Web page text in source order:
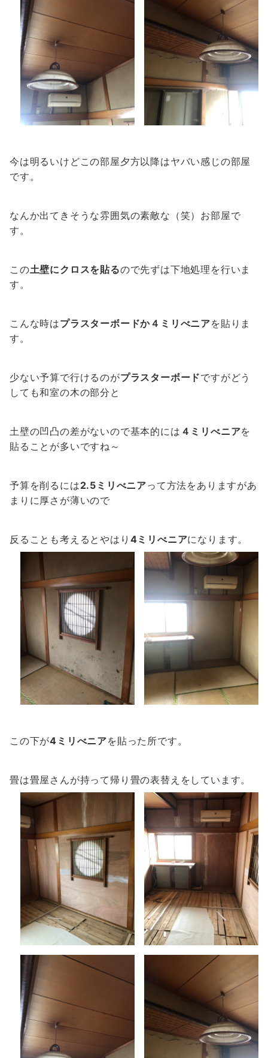
今は明るいけどこの部屋夕方以降はヤバい感じの部屋
です。
なんか出てきそうな雰囲気の素敵な（笑）お部屋で
す。
この土壁にクロスを貼るので先ずは下地処理を行いま
す。
こんな時はプラスターボードか４ミリべニアを貼りま
す。
少ない予算で行けるのがプラスターボードですがどう
しても和室の木の部分と
土壁の凹凸の差がないので基本的には ４ミリべニアを
貼ることが多いですね～
予算を削るには2.5ミリべニアって方法をありますがあ
まりに厚さが薄いので
反ることも考えるとやはり 4ミリべニアになります。
この下が4ミリべニアを貼った所です。
畳は畳屋さんが持って帰り畳の表替えをしています。